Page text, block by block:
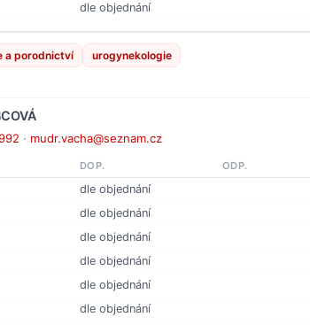
dle objednání
a porodnictví urogynekologie
· mudr.vacha@seznam.cz
DOP. ODP.
dle objednání
dle objednání
dle objednání
dle objednání
dle objednání
dle objednání